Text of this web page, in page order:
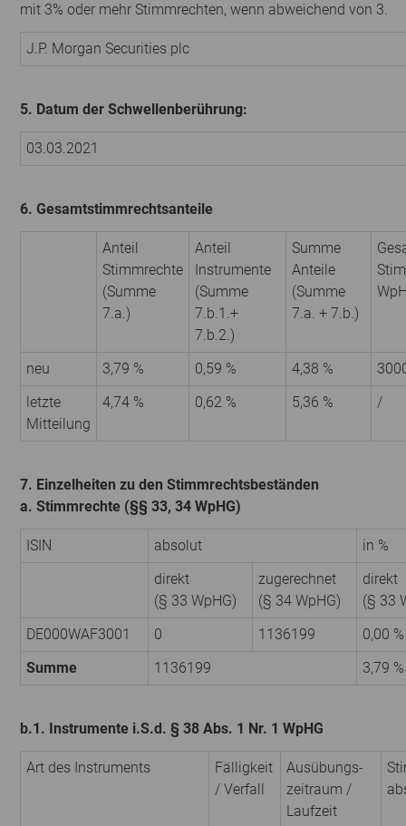
mit 3% oder mehr Stimmrechten, wenn abweichend von 3.
J.P. Morgan Securities plc
5. Datum der Schwellenberührung:
03.03.2021
6. Gesamtstimmrechtsanteile
Anteil
Stimmrechte
(Summe
7.a.)
Anteil
Instrumente
(Summe
7.b.1.+
7.b.2.)
Summe
Anteile
(Summe
7.a. + 7.b.)
neu 3,79 % 0,59 % 4,38 %
letzte
Mitteilung
4,74 % 0,62 % 5,36 % /
7. Einzelheiten zu den Stimmrechtsbeständen
a. Stimmrechte (§§ 33, 34 WpHG)
ISIN absolut
in %
direkt
(§ 33 WpHG)
zugerechnet
(§ 34 WpHG)
direkt
(§ 33
DE000WAF3001
0 1136199
0,00 %
Summe
1136199 3,79 %
b.1. Instrumente i.S.d. § 38 Abs. 1 Nr. 1 WpHG
Art des Instruments
Fälligkeit
/ Verfall
Ausübungs­
zeitraum /
Laufzeit